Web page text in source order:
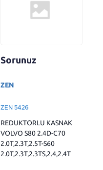
Sorunuz
ZEN
ZEN 5426
REDUKTORLU KASNAK
VOLVO S80 2.4D-C70
2.0T,2.3T,2.5T-S60
2.0T,2.3T,2.3TS,2.4,2.4T